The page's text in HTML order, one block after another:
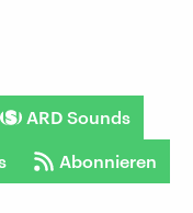
ARD Sounds
Abonnieren